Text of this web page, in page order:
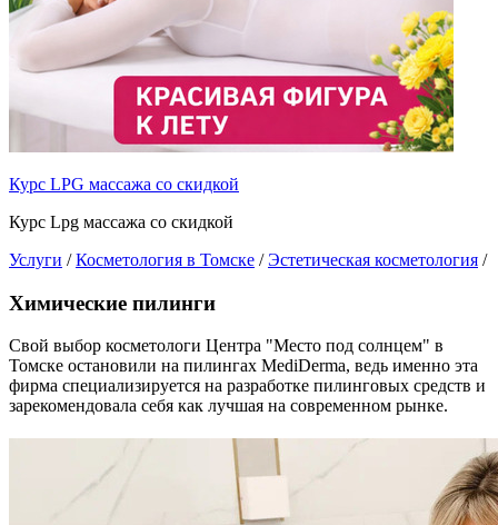
Курс LPG массажа со скидкой
Курс Lpg массажа со скидкой
Услуги /Косметология в Томске /Эстетическая косметология /
Химические пилинги
Свой выбор косметологи Центра "Место под солнцем" в
Томске остановили на пилингах МediDerma, ведь именно эта
фирма специализируется на разработке пилинговых средств и
зарекомендовала себя как лучшая на современном рынке.